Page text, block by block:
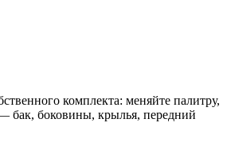
комплекта: меняйте палитру,
бак, боковины, крылья, передний